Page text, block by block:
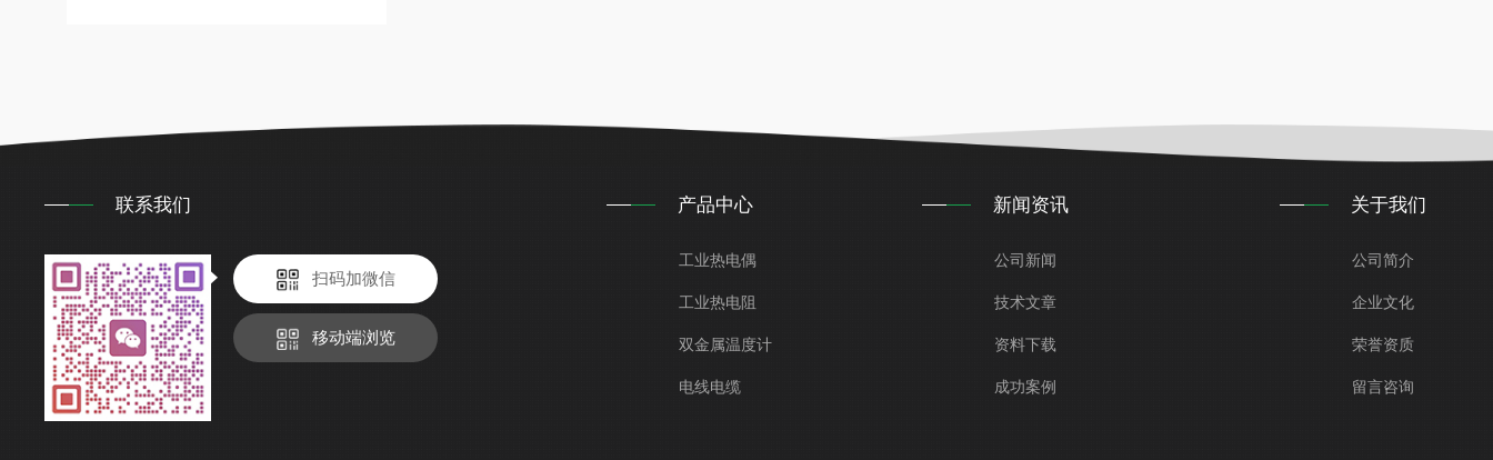
联系我们
扫码加微信
移动端浏览
产品中心
工业热电偶
工业热电阻
双金属温度计
电线电缆
新闻资讯
公司新闻
技术文章
资料下载
成功案例
关于我们
公司简介
企业文化
荣誉资质
留言咨询